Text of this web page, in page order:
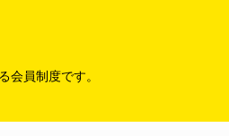
会員制度です。